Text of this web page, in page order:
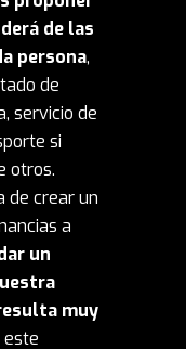
de las
persona,
de
servicio de
si
otros.
de crear un
a
un
muy
este